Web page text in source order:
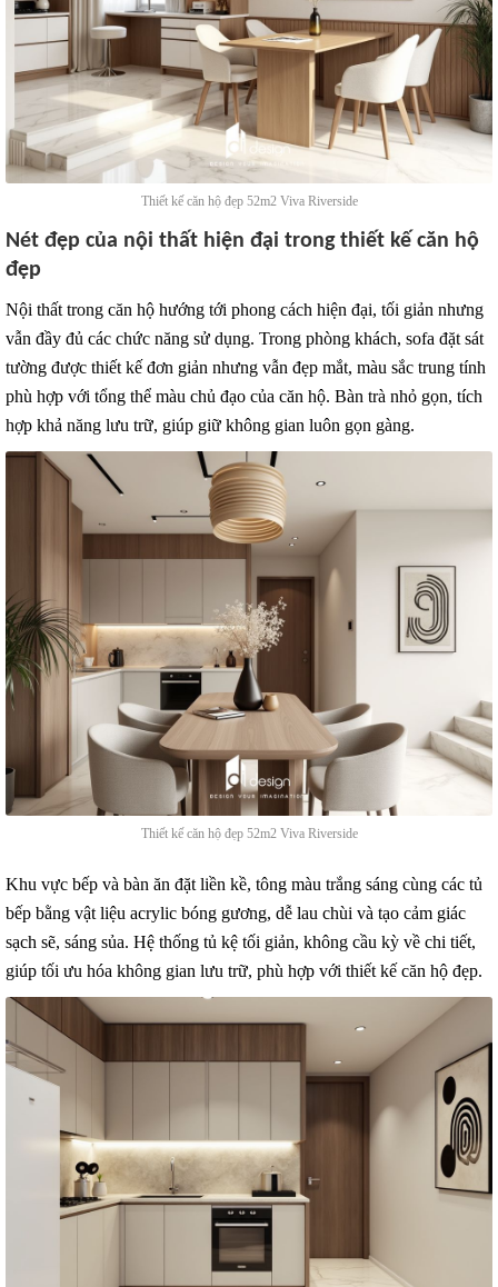
Thiết kế căn hộ đẹp 52m2 Viva Riverside
Nét đẹp của nội thất hiện đại trong thiết kế căn hộ
đẹp
Nội thất trong căn hộ hướng tới phong cách hiện đại, tối giản nhưng
vẫn đầy đủ các chức năng sử dụng. Trong phòng khách, sofa đặt sát
tường được thiết kế đơn giản nhưng vẫn đẹp mắt, màu sắc trung tính
phù hợp với tổng thể màu chủ đạo của căn hộ. Bàn trà nhỏ gọn, tích
hợp khả năng lưu trữ, giúp giữ không gian luôn gọn gàng.
Thiết kế căn hộ đẹp 52m2 Viva Riverside
Khu vực bếp và bàn ăn đặt liền kề, tông màu trắng sáng cùng các tủ
bếp bằng vật liệu acrylic bóng gương, dễ lau chùi và tạo cảm giác
sạch sẽ, sáng sủa. Hệ thống tủ kệ tối giản, không cầu kỳ về chi tiết,
giúp tối ưu hóa không gian lưu trữ, phù hợp với thiết kế căn hộ đẹp.